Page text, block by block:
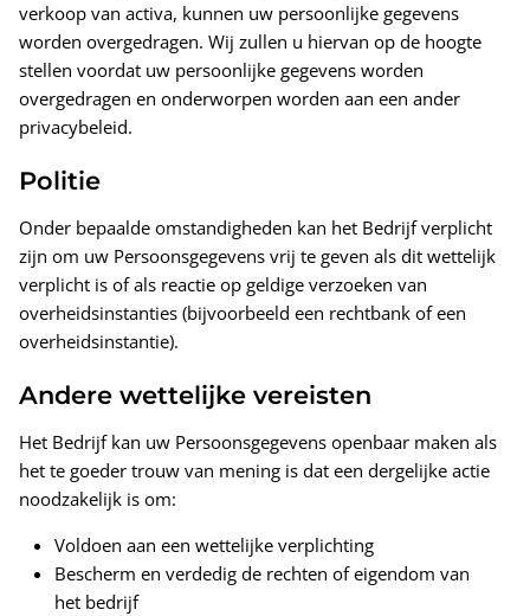
verkoop van activa, kunnen uw persoonlijke gegevens
worden overgedragen. Wij zullen u hiervan op de hoogte
stellen voordat uw persoonlijke gegevens worden
overgedragen en onderworpen worden aan een ander
privacybeleid.
Politie
Onder bepaalde omstandigheden kan het Bedrijf verplicht
zijn om uw Persoonsgegevens vrij te geven als dit wettelijk
verplicht is of als reactie op geldige verzoeken van
overheidsinstanties (bijvoorbeeld een rechtbank of een
overheidsinstantie).
Andere wettelijke vereisten
Het Bedrijf kan uw Persoonsgegevens openbaar maken als
het te goeder trouw van mening is dat een dergelijke actie
noodzakelijk is om:
Voldoen aan een wettelijke verplichting
Bescherm en verdedig de rechten of eigendom van
het bedrijf